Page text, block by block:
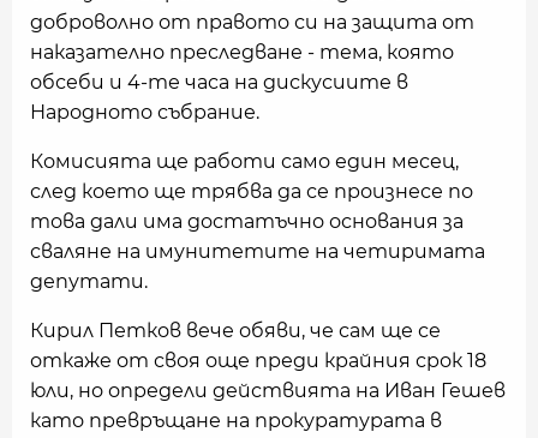
доброволно от правото си на защита от
наказателно преследване - тема, която
обсеби и 4-те часа на дискусиите в
Народното събрание.
Комисията ще работи само един месец,
след което ще трябва да се произнесе по
това дали има достатъчно основания за
сваляне на имунитетите на четиримата
депутати.
Кирил Петков вече обяви, че сам ще се
откаже от своя още преди крайния срок 18
юли, но определи действията на Иван Гешев
като превръщане на прокуратурата в